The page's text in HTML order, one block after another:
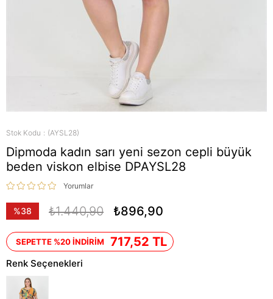
Stok Kodu (AYSL28)
Dipmoda kadın sarı yeni sezon cepli büyük
beden viskon elbise DPAYSL28
Yorumlar
%38
₺1.440,90 ₺896,90
SEPETTE %20 İNDİRİM 717,52 TL
Renk Seçenekleri